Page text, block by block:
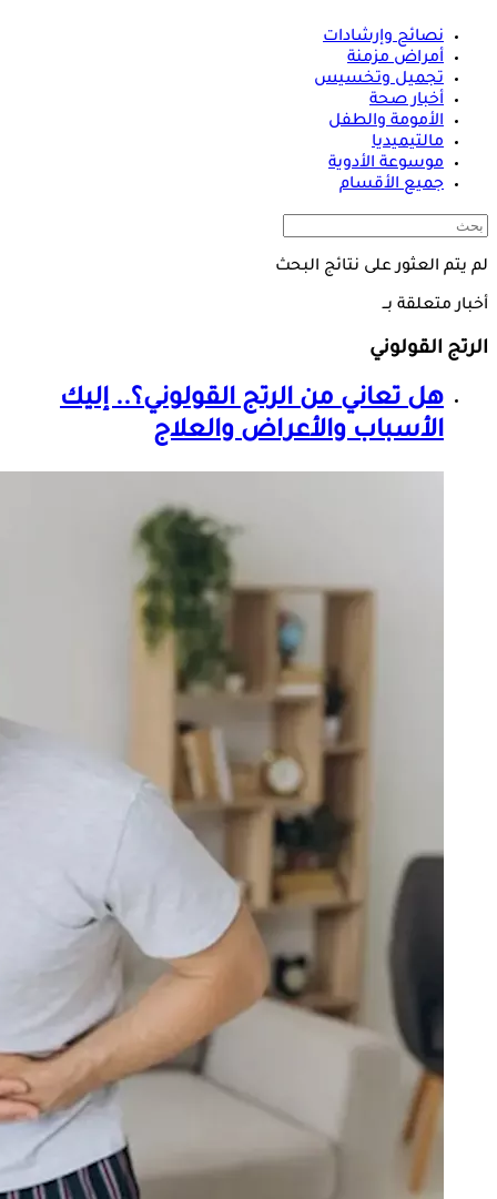
نصائح وإرشادات
أمراض مزمنة
تجميل وتخسيس
أخبار صحة
الأمومة والطفل
مالتيميديا
موسوعة الأدوية
جميع الأقسام
لم يتم العثور على نتائج البحث
أخبار متعلقة بــ
الرتج القولوني
هل تعاني منالرتج القولوني؟.. إليك
الأسباب والأعراض والعلاج